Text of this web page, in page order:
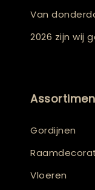
Van
2026 zijn wij
Gordijnen
Vloeren